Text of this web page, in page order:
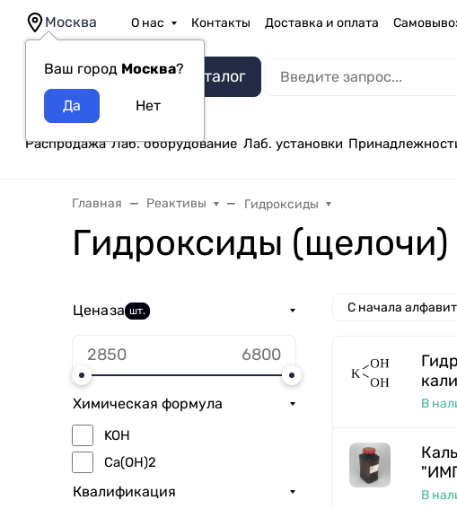
Москва
Ваш город Москва?
О нас Контакты Доставка и оплата
Каталог
Распродажа Лаб. оборудование Лаб. установки
Главная Реактивы Гидроксиды
Гидроксиды (щелочи)
Ценаза шт.
Химическая формула
KOH
Ca(OH)2
Квалификация
С начала
В
В